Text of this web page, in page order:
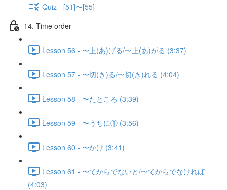
Quiz - [51]〜[55]
14. Time order
Lesson 56 - 〜上(あ)げる/〜上(あ)がる (3:37)
Lesson 57 - 〜切(き)る/〜切(き)れる (4:04)
Lesson 58 - 〜たところ (3:39)
Lesson 59 - 〜うちに① (3:56)
Lesson 60 - 〜かけ (3:41)
Lesson 61 - 〜てからでないと/〜てからでなければ
(4:03)